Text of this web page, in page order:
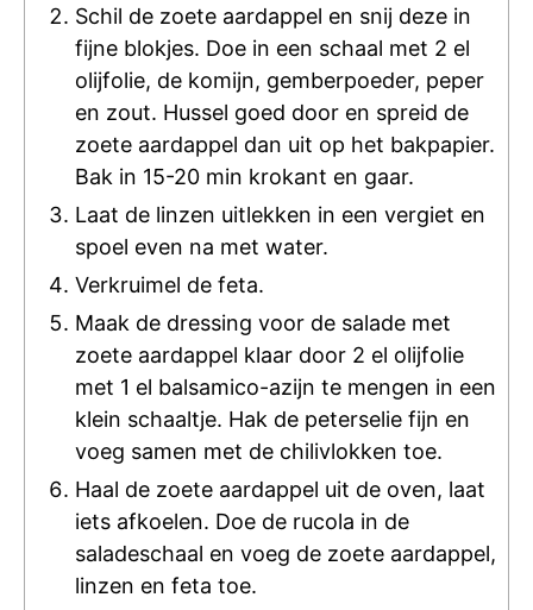
Schil de zoete aardappel en snij deze in
fijne blokjes. Doe in een schaal met 2 el
olijfolie, de komijn, gemberpoeder, peper
en zout. Hussel goed door en spreid de
zoete aardappel dan uit op het bakpapier.
Bak in 15-20 min krokant en gaar.
Laat de linzen uitlekken in een vergiet en
spoel even na met water.
Verkruimel de feta.
Maak de dressing voor de salade met
zoete aardappel klaar door 2 el olijfolie
met 1 el balsamico-azijn te mengen in een
klein schaaltje. Hak de peterselie fijn en
voeg samen met de chilivlokken toe.
Haal de zoete aardappel uit de oven, laat
iets afkoelen. Doe de rucola in de
saladeschaal en voeg de zoete aardappel,
linzen en feta toe.